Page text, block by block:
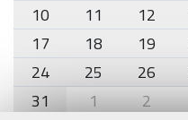
10
11 12
17
18 19
24
25 26
31
1 2